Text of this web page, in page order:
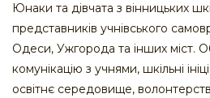
Юнаки та дівчата з вінницьких
представників учнівського
Одеси, Ужгорода та інших міст.
комунікацію з учнями, шкільні
освітнє середовище,